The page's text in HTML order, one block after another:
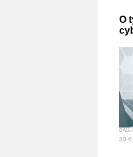
O
DALL-
30-